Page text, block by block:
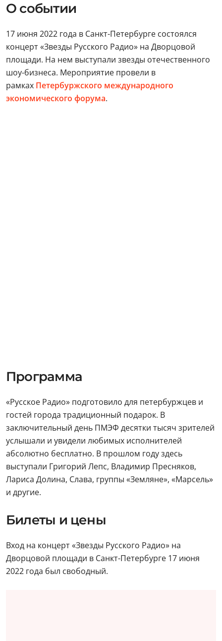
О событии
17 июня 2022 года в Санкт-Петербурге состоялся
концерт «Звезды Русского Радио» на Дворцовой
площади. На нем выступали звезды отечественного
шоу-бизнеса. Мероприятие провели в
рамках Петербуржского международного
экономического форума.
Программа
«Русское Радио» подготовило для петербуржцев и
гостей города традиционный подарок. В
заключительный день ПМЭФ десятки тысяч зрителей
услышали и увидели любимых исполнителей
абсолютно бесплатно. В прошлом году здесь
выступали Григорий Лепс, Владимир Пресняков,
Лариса Долина, Слава, группы «Земляне», «Марсель»
и другие.
Билеты и цены
Вход на концерт «Звезды Русского Радио» на
Дворцовой площади в Санкт-Петербурге 17 июня
2022 года был свободный.